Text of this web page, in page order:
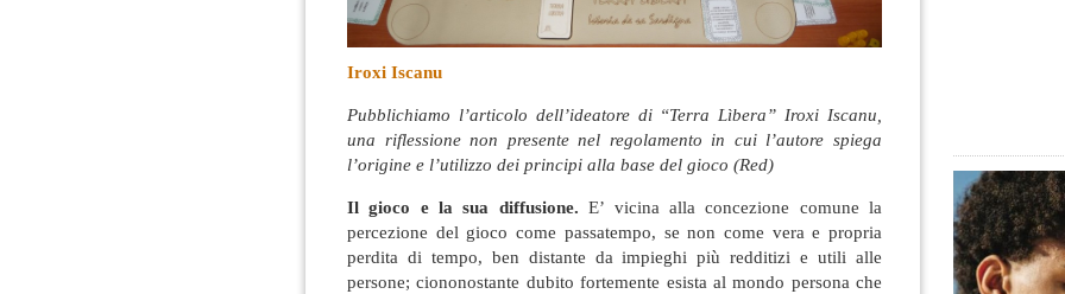
Iroxi Iscanu
Pubblichiamo l’articolo dell’ideatore di “Terra Lìbera” Iroxi Iscanu,
una riflessione non presente nel regolamento in cui l’autore spiega
l’origine e l’utilizzo dei principi alla base del gioco (Red)
Il gioco e la sua diffusione. E’ vicina alla concezione comune la
percezione del gioco come passatempo, se non come vera e propria
perdita di tempo, ben distante da impieghi più redditizi e utili alle
persone; ciononostante dubito fortemente esista al mondo persona che